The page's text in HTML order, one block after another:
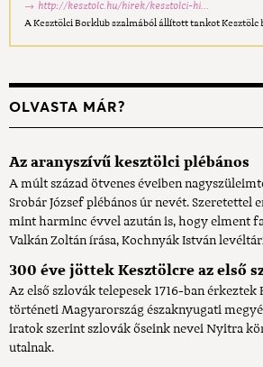
http://kesztolc.hu/hirek/kesztolci-hi...
A Kesztölci Borklub szalmából állított tankot Kesztölc
OLVASTA MÁR?
Az aranyszívű kesztölci plébános
A múlt század ötvenes éveiben
Srobár József plébános úr nevét. Szeretettel
mint harminc évvel azután is, hogy elment
Valkán Zoltán írása, Kochnyák István
300 éve jöttek Kesztölcre az első
Az első szlovák telepesek 1716-ban érkeztek
történeti Magyarország északnyugati
iratok szerint szlovák őseink nevei Nyitra
utalnak.